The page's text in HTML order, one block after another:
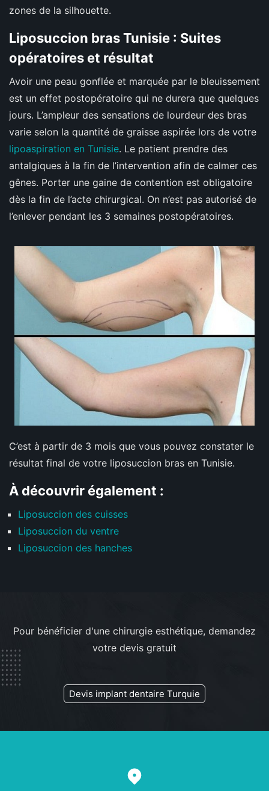
zones de la silhouette.
Liposuccion bras Tunisie : Suites
opératoires et résultat
Avoir une peau gonflée et marquée par le bleuissement
est un effet postopératoire qui ne durera que quelques
jours. L’ampleur des sensations de lourdeur des bras
varie selon la quantité de graisse aspirée lors de votre
lipoaspiration en Tunisie. Le patient prendre des
antalgiques à la fin de l’intervention afin de calmer ces
gênes. Porter une gaine de contention est obligatoire
dès la fin de l’acte chirurgical. On n’est pas autorisé de
l’enlever pendant les 3 semaines postopératoires.
C’est à partir de 3 mois que vous pouvez constater le
résultat final de votre liposuccion bras en Tunisie.
À découvrir également :
Liposuccion des cuisses
Liposuccion du ventre
Liposuccion des hanches
Pour bénéficier d'une chirurgie esthétique, demandez
votre devis gratuit
Devis implant dentaire Turquie